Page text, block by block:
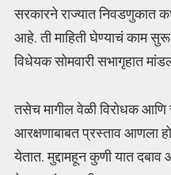
सरकारने राज्यात निवडणुकात
आहे. ती माहिती घेण्याचं काम
विधेयक सोमवारी सभागृहात
तसेच मागील वेळी विरोधक आणि
आरक्षणाबाबत प्रस्ताव आणला
येतात. मुद्दामहून कुणी यात